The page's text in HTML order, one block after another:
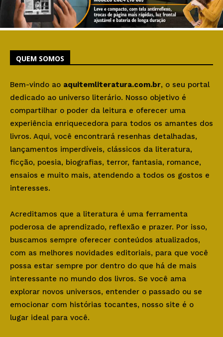
QUEM SOMOS
Bem-vindo ao aquitemliteratura.com.br, o seu portal
dedicado ao universo literário. Nosso objetivo é
compartilhar o poder da leitura e oferecer uma
experiência enriquecedora para todos os amantes dos
livros. Aqui, você encontrará resenhas detalhadas,
lançamentos imperdíveis, clássicos da literatura,
ficção, poesia, biografias, terror, fantasia, romance,
ensaios e muito mais, atendendo a todos os gostos e
interesses.
Acreditamos que a literatura é uma ferramenta
poderosa de aprendizado, reflexão e prazer. Por isso,
buscamos sempre oferecer conteúdos atualizados,
com as melhores novidades editoriais, para que você
possa estar sempre por dentro do que há de mais
interessante no mundo dos livros. Se você ama
explorar novos universos, entender o passado ou se
emocionar com histórias tocantes, nosso site é o
lugar ideal para você.